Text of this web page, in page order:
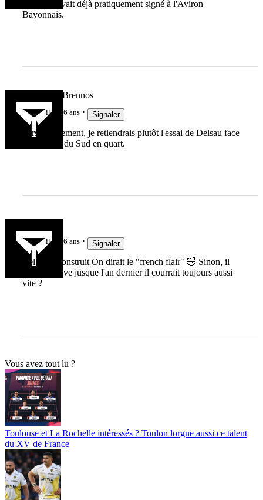
le joueur avait déjà pratiquement signé à l'Aviron
Bayonnais.
Vae Victis Brennos
il y a 6 ans Signaler
Personnellement, je retiendrais plutôt l'essai de Delsau face
à l'Afrique du Sud en quart.
il y a 6 ans Signaler
Bel essai construit On dirait le "french flair" 🤣 Sinon, il
jouait à Brive jusque l'an dernier il courrait toujours aussi
vite ?
Vous avez tout lu ?
Toulouse et La Rochelle intéressés ? Toulon lorgne aussi ce talent
du XV de France